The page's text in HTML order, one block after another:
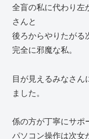
全盲の私に代わり左
さんと
後ろからやりたがる
完全に邪魔な私。
目が見えるみなさん
ました。
係の方が丁寧にサポ
パソコン操作は次女